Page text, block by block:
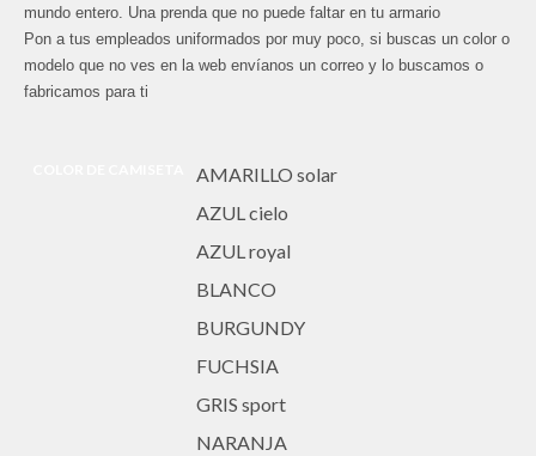
hasta
18,50€
mundo entero. Una prenda que no puede faltar en tu armario
Pon a tus empleados uniformados por muy poco, si buscas un color o
modelo que no ves en la web envíanos un correo y lo buscamos o
fabricamos para ti
AMARILLO solar
AZUL cielo
AZUL royal
BLANCO
BURGUNDY
FUCHSIA
GRIS sport
NARANJA